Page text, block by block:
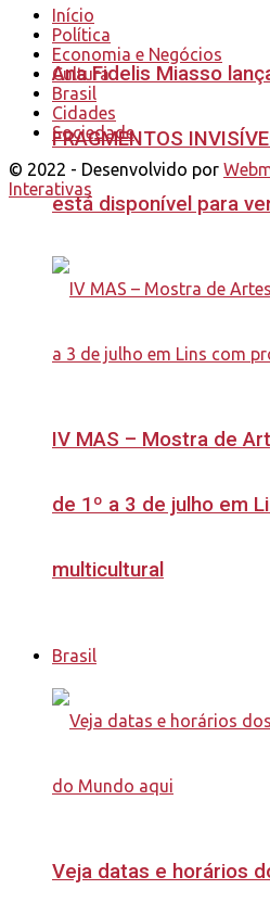
Ana Fidelis Miasso
FRAGMENTOS
está disponível para
IV MAS – Mostra de
de 1º a 3 de julho em
multicultural
Brasil
Veja datas e horários
Início
Política
Economia e Negócios
Cultura
Brasil
Cidades
Sociedade
© 2022 - Desenvolvido por
Interativas